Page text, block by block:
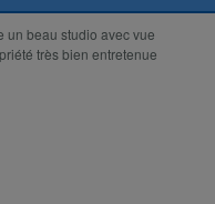
un beau studio avec vue
très bien entretenue